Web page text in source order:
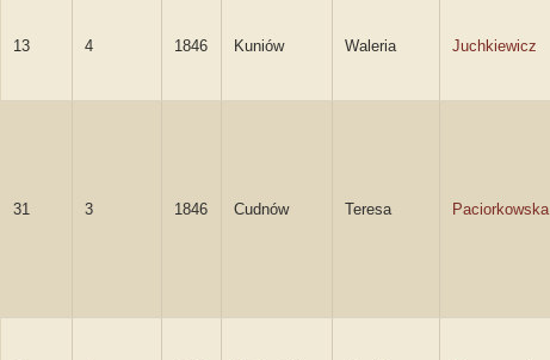
13 4 1846 Kuniów Waleria Juchkiewicz
31 3 1846 Cudnów Teresa Paciorkowska